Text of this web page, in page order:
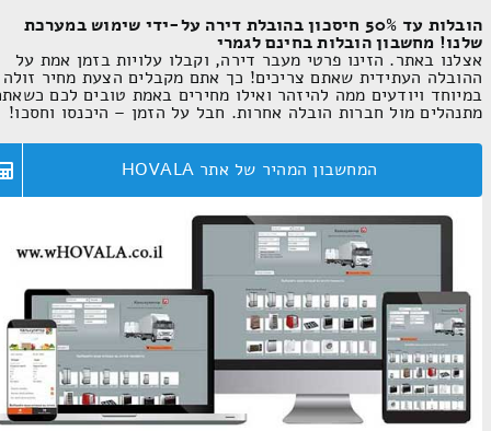
הובלות עד 50% חיסכון בהובלת דירה על-ידי שימוש במערכת
שלנו! מחשבון הובלות בחינם לגמרי
אצלנו באתר. הזינו פרטי מעבר דירה, וקבלו עלויות בזמן אמת על
ההובלה העתידית שאתם צריכים! כך אתם מקבלים הצעת מחיר זולה
במיוחד ויודעים ממה להיזהר ואילו מחירים באמת טובים לכם
מתנהלים מול חברות הובלה אחרות. חבל על הזמן – היכנסו וחסכו!
המחשבון המהיר של אתר HOVALA